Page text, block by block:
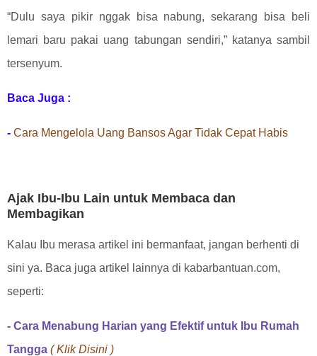
“Dulu saya pikir nggak bisa nabung, sekarang bisa beli
lemari baru pakai uang tabungan sendiri,” katanya sambil
tersenyum.
Baca Juga :
- Cara Mengelola Uang Bansos Agar Tidak Cepat Habis
Ajak Ibu-Ibu Lain untuk Membaca dan
Membagikan
Kalau Ibu merasa artikel ini bermanfaat, jangan berhenti di
sini ya. Baca juga artikel lainnya di kabarbantuan.com,
seperti:
- Cara Menabung Harian yang Efektif untuk Ibu Rumah
Tangga ( Klik Disini )